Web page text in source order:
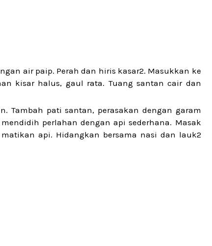
air paip. Perah dan hiris kasar2. Masukkan ke
kisar halus, gaul rata. Tuang santan cair dan
Tambah pati santan, perasakan dengan garam
perlahan dengan api sederhana. Masak
api. Hidangkan bersama nasi dan lauk2